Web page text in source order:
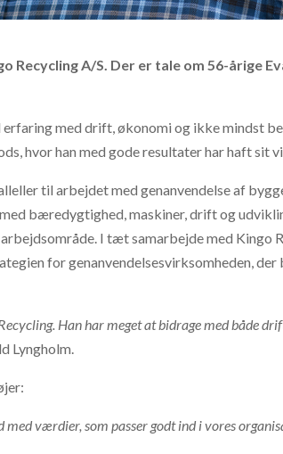
A/S. Der er tale om 56-årige
erfaring med drift, økonomi og ikke mindst
hvor han med gode resultater har haft sit
til arbejdet med genanvendelse af
bæredygtighed, maskiner, drift og
I tæt samarbejde med Kingo
for genanvendelsesvirksomheden, der
Han har meget at bidrage med både
Lyngholm.
værdier, som passer godt ind i vores